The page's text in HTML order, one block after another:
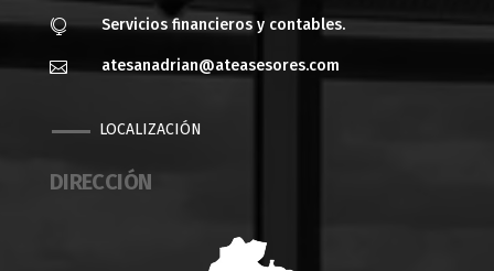
 Servicios financieros y contables.
 atesanadrian@ateasesores.com
LOCALIZACIÓN
DIRECCIÓN